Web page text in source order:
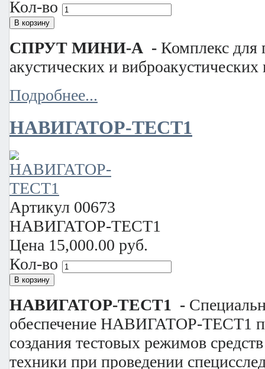
Кол-во
СПРУТ МИНИ-А - Комплекс для
акустических и
Подробнее...
НАВИГАТОР-ТЕСТ1
Артикул 00673
НАВИГАТОР-ТЕСТ1
Цена 15,000.00 руб.
Кол-во
НАВИГАТОР-ТЕСТ1 -
обеспечение НАВИГАТОР-ТЕСТ1
создания тестовых режимов
техники при проведении